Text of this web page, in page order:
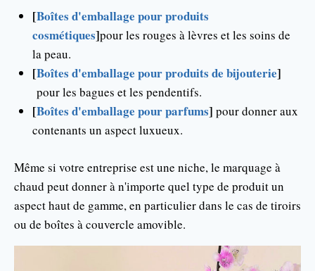
[Boîtes d'emballage pour produits
cosmétiques]pour les rouges à lèvres et les soins de
la peau.
[Boîtes d'emballage pour produits de bijouterie]
pour les bagues et les pendentifs.
[Boîtes d'emballage pour parfums] pour donner aux
contenants un aspect luxueux.
Même si votre entreprise est une niche, le marquage à
chaud peut donner à n'importe quel type de produit un
aspect haut de gamme, en particulier dans le cas de tiroirs
ou de boîtes à couvercle amovible.